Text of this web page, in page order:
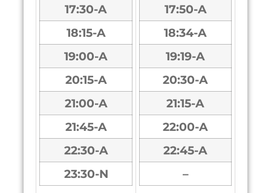
17:30-A
18:15-A
19:00-A
20:15-A
21:00-A
21:45-A
22:30-A
23:30-N
17:50-A
18:34-A
19:19-A
20:30-A
21:15-A
22:00-A
22:45-A
–